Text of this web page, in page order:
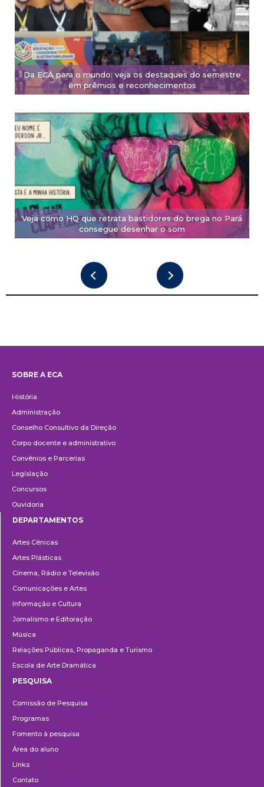
Da ECA para o mundo: veja os destaques do semestre
em prêmios e reconhecimentos
Veja como HQ que retrata bastidores do brega no Pará
consegue desenhar o som
SOBRE A ECA
História
Administração
Conselho Consultivo da Direção
Corpo docente e administrativo
Convênios e Parcerias
Legislação
Concursos
Ouvidoria
DEPARTAMENTOS
Artes Cênicas
Artes Plásticas
Cinema, Rádio e Televisão
Comunicações e Artes
Informação e Cultura
Jornalismo e Editoração
Música
Relações Públicas, Propaganda e Turismo
Escola de Arte Dramática
PESQUISA
Comissão de Pesquisa
Programas
Fomento à pesquisa
Área do aluno
Links
Contato